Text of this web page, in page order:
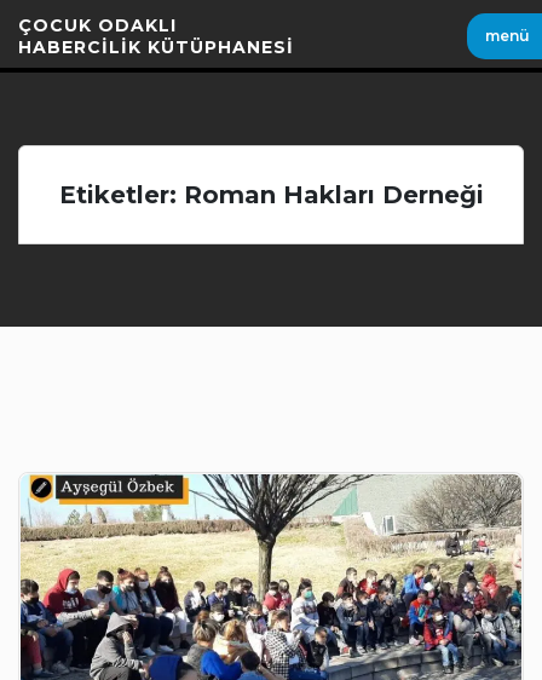
Geç
ÇOCUK ODAKLI
HABERCİLİK KÜTÜPHANESİ
menü
Etiketler: Roman Hakları Derneği